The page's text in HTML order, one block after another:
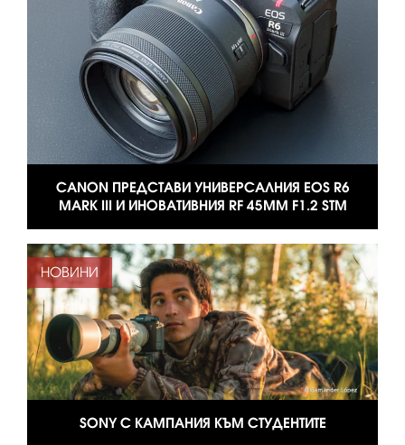
CANON ПРЕДСТАВИ УНИВЕРСАЛНИЯ EOS R6
MARK III И ИНОВАТИВНИЯ RF 45MM F1.2 STM
SONY С КАМПАНИЯ КЪМ СТУДЕНТИТЕ
НОВИНИ